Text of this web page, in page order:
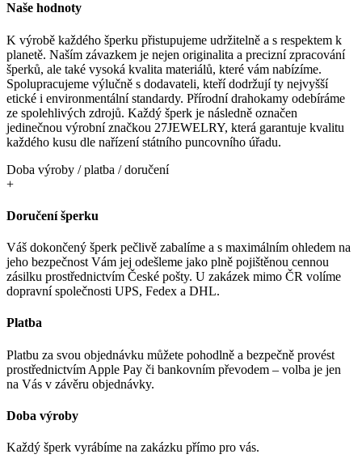
Naše hodnoty
K výrobě každého šperku přistupujeme udržitelně a s respektem k
planetě. Naším závazkem je nejen originalita a precizní zpracování
šperků, ale také vysoká kvalita materiálů, které vám nabízíme.
Spolupracujeme výlučně s dodavateli, kteří dodržují ty nejvyšší
etické i environmentální standardy. Přírodní drahokamy odebíráme
ze spolehlivých zdrojů. Každý šperk je následně označen
jedinečnou výrobní značkou 27JEWELRY, která garantuje kvalitu
každého kusu dle nařízení státního puncovního úřadu.
Doba výroby / platba / doručení
+
Doručení šperku
Váš dokončený šperk pečlivě zabalíme a s maximálním ohledem na
jeho bezpečnost Vám jej odešleme jako plně pojištěnou cennou
zásilku prostřednictvím České pošty. U zakázek mimo ČR volíme
dopravní společnosti UPS, Fedex a DHL.
Platba
Platbu za svou objednávku můžete pohodlně a bezpečně provést
prostřednictvím Apple Pay či bankovním převodem – volba je jen
na Vás v závěru objednávky.
Doba výroby
Každý šperk vyrábíme na zakázku přímo pro vás.